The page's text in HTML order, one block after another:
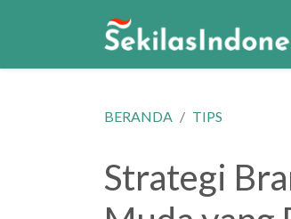
BERANDA TIPS
Strategi